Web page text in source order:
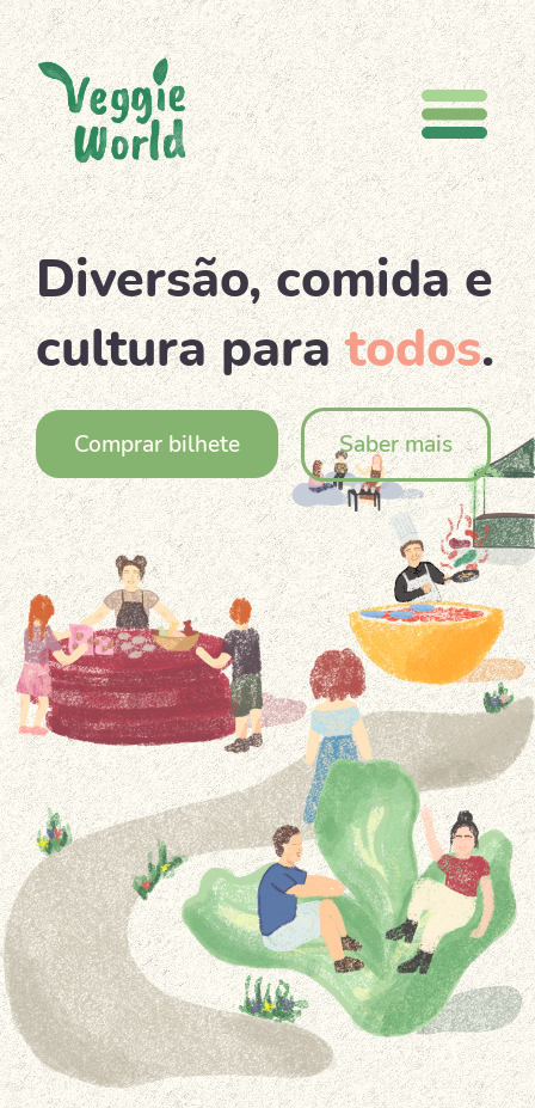
Diversão, comida e
cultura paratodos.
Comprar bilhete Saber mais
Início
Sobre nós
Edições
Blog
Expositores
Bilhetes